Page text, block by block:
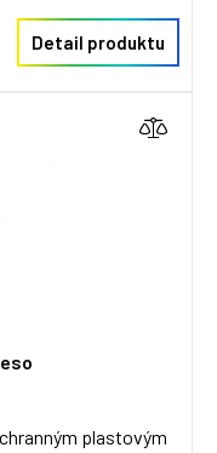
Detail produktu
plastovým